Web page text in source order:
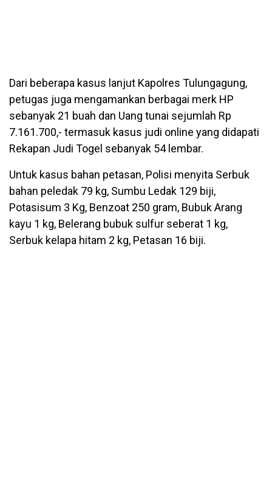
Dari beberapa kasus lanjut Kapolres Tulungagung,
petugas juga mengamankan berbagai merk HP
sebanyak 21 buah dan Uang tunai sejumlah Rp
7.161.700,- termasuk kasus judi online yang didapati
Rekapan Judi Togel sebanyak 54 lembar.
Untuk kasus bahan petasan, Polisi menyita Serbuk
bahan peledak 79 kg, Sumbu Ledak 129 biji,
Potasisum 3 Kg, Benzoat 250 gram, Bubuk Arang
kayu 1 kg, Belerang bubuk sulfur seberat 1 kg,
Serbuk kelapa hitam 2 kg, Petasan 16 biji.